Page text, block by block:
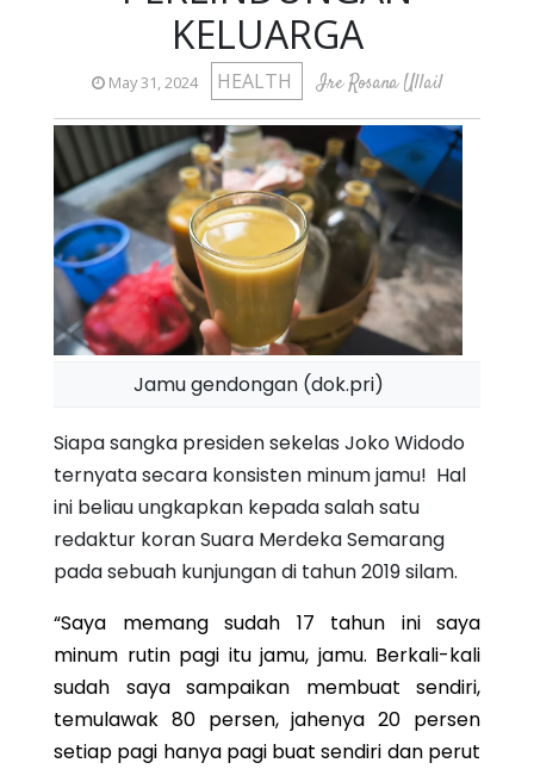
KELUARGA
May 31, 2024 HEALTH Ire Rosana Ullail
Jamu gendongan (dok.pri)
Siapa sangka presiden sekelas Joko Widodo
ternyata secara konsisten minum jamu! Hal
ini beliau ungkapkan kepada salah satu
redaktur koran Suara Merdeka Semarang
pada sebuah kunjungan di tahun 2019 silam.
“Saya memang sudah 17 tahun ini saya
minum rutin pagi itu jamu, jamu. Berkali-kali
sudah saya sampaikan membuat sendiri,
temulawak 80 persen, jahenya 20 persen
setiap pagi hanya pagi buat sendiri dan perut